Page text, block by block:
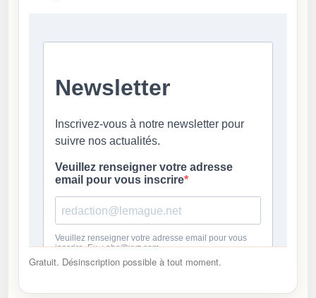
Gratuit. Désinscription possible à tout moment.